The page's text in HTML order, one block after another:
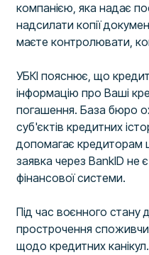
компанією, яка надає
надсилати копії
маєте контролювати,
УБКІ пояснює, що
інформацію про Ваші
погашення. База бюро
суб'єктів кредитних
допомагає кредиторам
заявка через BankID
фінансової системи.
Під час воєнного стану
прострочення
щодо кредитних